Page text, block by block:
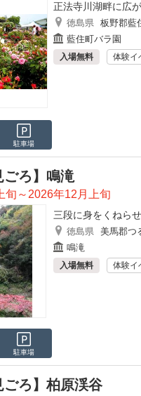
正法寺川湖畔に広
徳島県 板野郡藍
藍住町バラ園
入場無料 体験イ
駐車場
ごろ】鳴滝
旬～2026年12月上旬
三段に身をくねら
徳島県 美馬郡つ
鳴滝
入場無料 体験イ
駐車場
ごろ】柏原渓谷